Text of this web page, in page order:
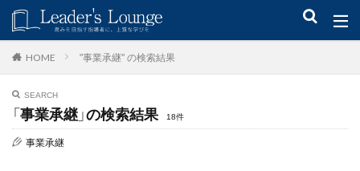
HOME "事業承継" の検索結果
SEARCH
「事業承継」の検索結果 18件
事業承継
キーワード
青木仁志 モチベーションアップ
新規事業